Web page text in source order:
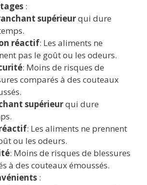
:
supérieurqui dure
réactif: Les aliments ne
pas le goût ou les odeurs.
: Moins de risques de
comparés à des couteaux
supérieurqui dure
: Les aliments ne prennent
ou les odeurs.
: Moins de risques de blessures
à des couteaux émoussés.
: